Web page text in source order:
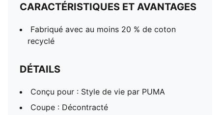
CARACTÉRISTIQUES ET AVANTAGES
Fabriqué avec au moins 20 % de coton
recyclé
DÉTAILS
Conçu pour : Style de vie par PUMA
Coupe : Décontracté